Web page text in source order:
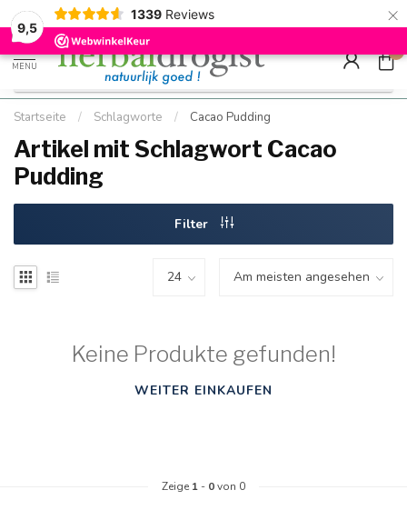
9,5
1339 Reviews ×
Kostenloser DE-Versand ab Mindestbestellwert |
Schnell geliefert
Minimum
Hızlı
MENU
0
Startseite / Schlagworte / Cacao Pudding
Artikel mit Schlagwort Cacao
Pudding
Filter
Keine Produkte gefunden!
WEITER EINKAUFEN
Zeige 1 - 0von 0